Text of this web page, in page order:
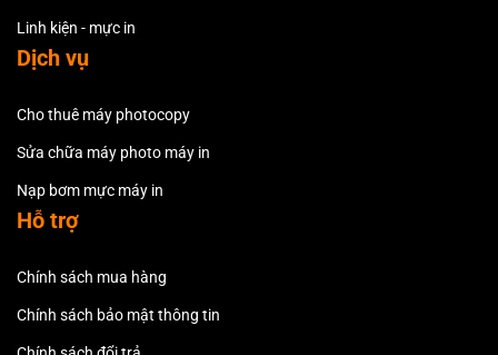
Linh kiện - mực in
Dịch vụ
Cho thuê máy photocopy
Sửa chữa máy photo máy in
Nạp bơm mực máy in
Hỗ trợ
Chính sách mua hàng
Chính sách bảo mật thông tin